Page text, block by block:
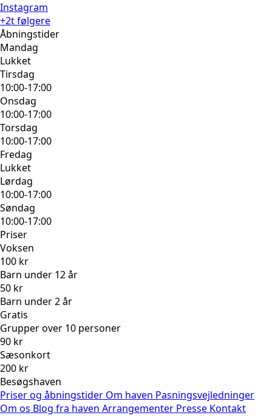
Instagram
+2t følgere
Åbningstider
Mandag
Lukket
Tirsdag
10:00-17:00
Onsdag
10:00-17:00
Torsdag
10:00-17:00
Fredag
Lukket
Lørdag
10:00-17:00
Søndag
10:00-17:00
Priser
Voksen
100 kr
Barn under 12 år
50 kr
Barn under 2 år
Gratis
Grupper over 10 personer
90 kr
Sæsonkort
200 kr
Besøgshaven
Priser og åbningstider Om haven Pasningsvejledninger
Om os Blog fra haven Arrangementer Presse Kontakt